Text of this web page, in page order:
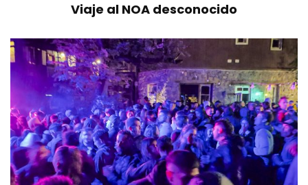
Viaje al NOA desconocido